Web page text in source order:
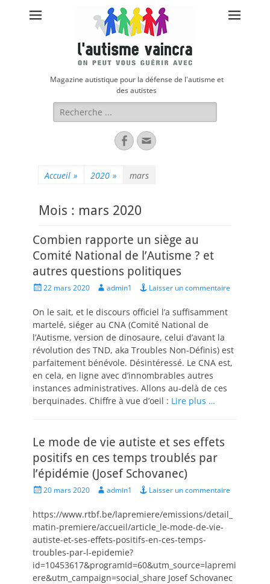
Magazine autistique pour la défense de l'autisme et
des autistes
Rechercher :
FacebookAdresse
de
Accueil » 2020 » mars
Mois : mars 2020
Combien rapporte un siège au
Comité National de l’Autisme ? et
autres questions politiques
Posted22 mars 2020 Author
admin1 Laisser un commentaire
On le sait, et le discours officiel l’a suffisamment
martelé, siéger au CNA (Comité National de
l’Autisme, version de dinosaure, celui d’avant la
révolution des TND, aka Troubles Non-Définis) est
parfaitement bénévole. Désintéressé. Le CNA est,
en cela, en ligne avec d’innombrables autres
instances administratives. Allons au-delà de ces
berquinades. Chiffre à vue d’oeil : Lire plus …
Le mode de vie autiste et ses effets
positifs en ces temps troublés par
l’épidémie (Josef Schovanec)
Posted20 mars 2020 Author
admin1 Laisser un commentaire
https://www.rtbf.be/lapremiere/emissions/detail_
matin-premiere/accueil/article_le-mode-de-vie-
autiste-et-ses-effets-positifs-en-ces-temps-
troubles-par-l-epidemie?
id=10453617&programId=60&utm_source=lapremi
ere&utm_campaign=social_share Josef Schovanec